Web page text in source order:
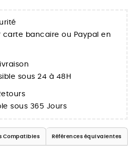
carte bancaire ou Paypal en
sous 24 à 48H
sous 365 Jours
Compatibles Références équivalentes